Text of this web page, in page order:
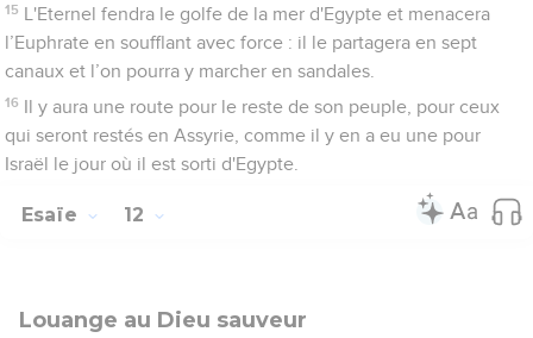
15 L'Eternel fendra le golfe de la mer d'Egypte et menacera
l’Euphrate en soufflant avec force : il le partagera en sept
canaux et l’on pourra y marcher en sandales.
16 Il y aura une route pour le reste de son peuple, pour ceux
qui seront restés en Assyrie, comme il y en a eu une pour
Israël le jour où il est sorti d'Egypte.
Esaïe 12
Louange au Dieu sauveur